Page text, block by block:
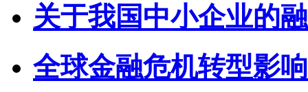
关于我国中小企业的
全球金融危机转型影